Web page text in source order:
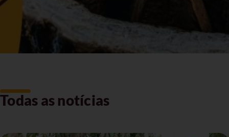
Todas as notícias